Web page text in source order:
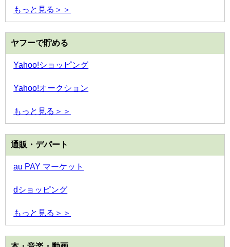
もっと見る＞＞
ヤフーで貯める
Yahoo!ショッピング
Yahoo!オークション
もっと見る＞＞
通販・デパート
au PAY マーケット
dショッピング
もっと見る＞＞